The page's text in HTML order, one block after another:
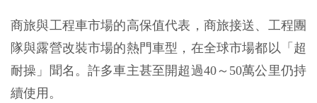
商旅與工程車市場的高保值代表，商旅接送、工程團
隊與露營改裝市場的熱門車型，在全球市場都以「超
耐操」聞名。許多車主甚至開超過40～50萬公里仍持
續使用。